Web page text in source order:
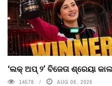
‘ଲକ୍ ଅପ୍ ୨’ ବିଜେତା ଶ୍ରେୟା
14578 AUG 06, 2026